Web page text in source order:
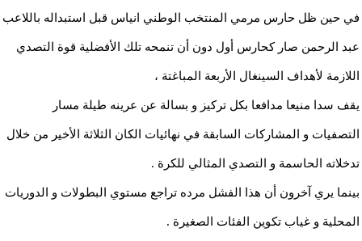
في حين ظل حارس مرمي المنتخب الوطني انياس قبل استبداله باللاعب
عبد الرحمن صار كحارس أول دون أن تنمحه تلك الأفضلية قوة التصدي
اللازمة لأهداف السينغال الأربعة المباغتة ،
يقف سدا منيعا مدافعا بكل تركيز و بسالة عن عرينه طيلة مسار
التصفيات و المشاركات السابقة في نهائيات الكان الثلاثة الأخير من خلال
تدخلاته الحاسمة و التصدي المثالي للكرة .
بينما يري آخرون أن هذا الفشل مرده تراجع مستوي البطولات و الدوريات
المحلية و غياب تكوين الفئات الصغيرة .